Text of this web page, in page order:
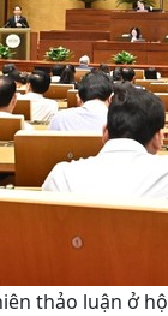
thảo luận ở